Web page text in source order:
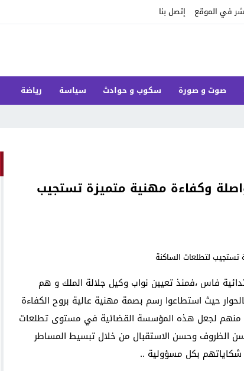
في الموقع إتصل بنا
صوت و صورة سكوب و حوادث سياسة رياضة
وكفاءة مهنية متميزة تستجيب
فاس ،فمنذ تعيين نواب وكيل جلالة الملك و هم
حيث استطاعوا رسم بصمة مهنية عالية بروح الكفاءة
منهم لجعل هذه المؤسسة القضائية في مستوى تطلعات
الظروف وحسن الاستقبال من خلال تبسيط المساطر
شكاياتهم بكل مسؤولية ..